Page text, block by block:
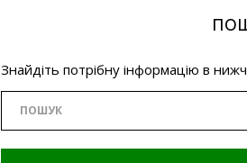
Знайдіть потрібну інформацію в